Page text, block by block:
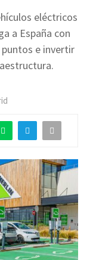
eléctricos
a España con
puntos e invertir